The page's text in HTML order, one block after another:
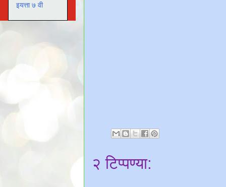
२ टिप्पण्या:
इयत्ता ७ वी